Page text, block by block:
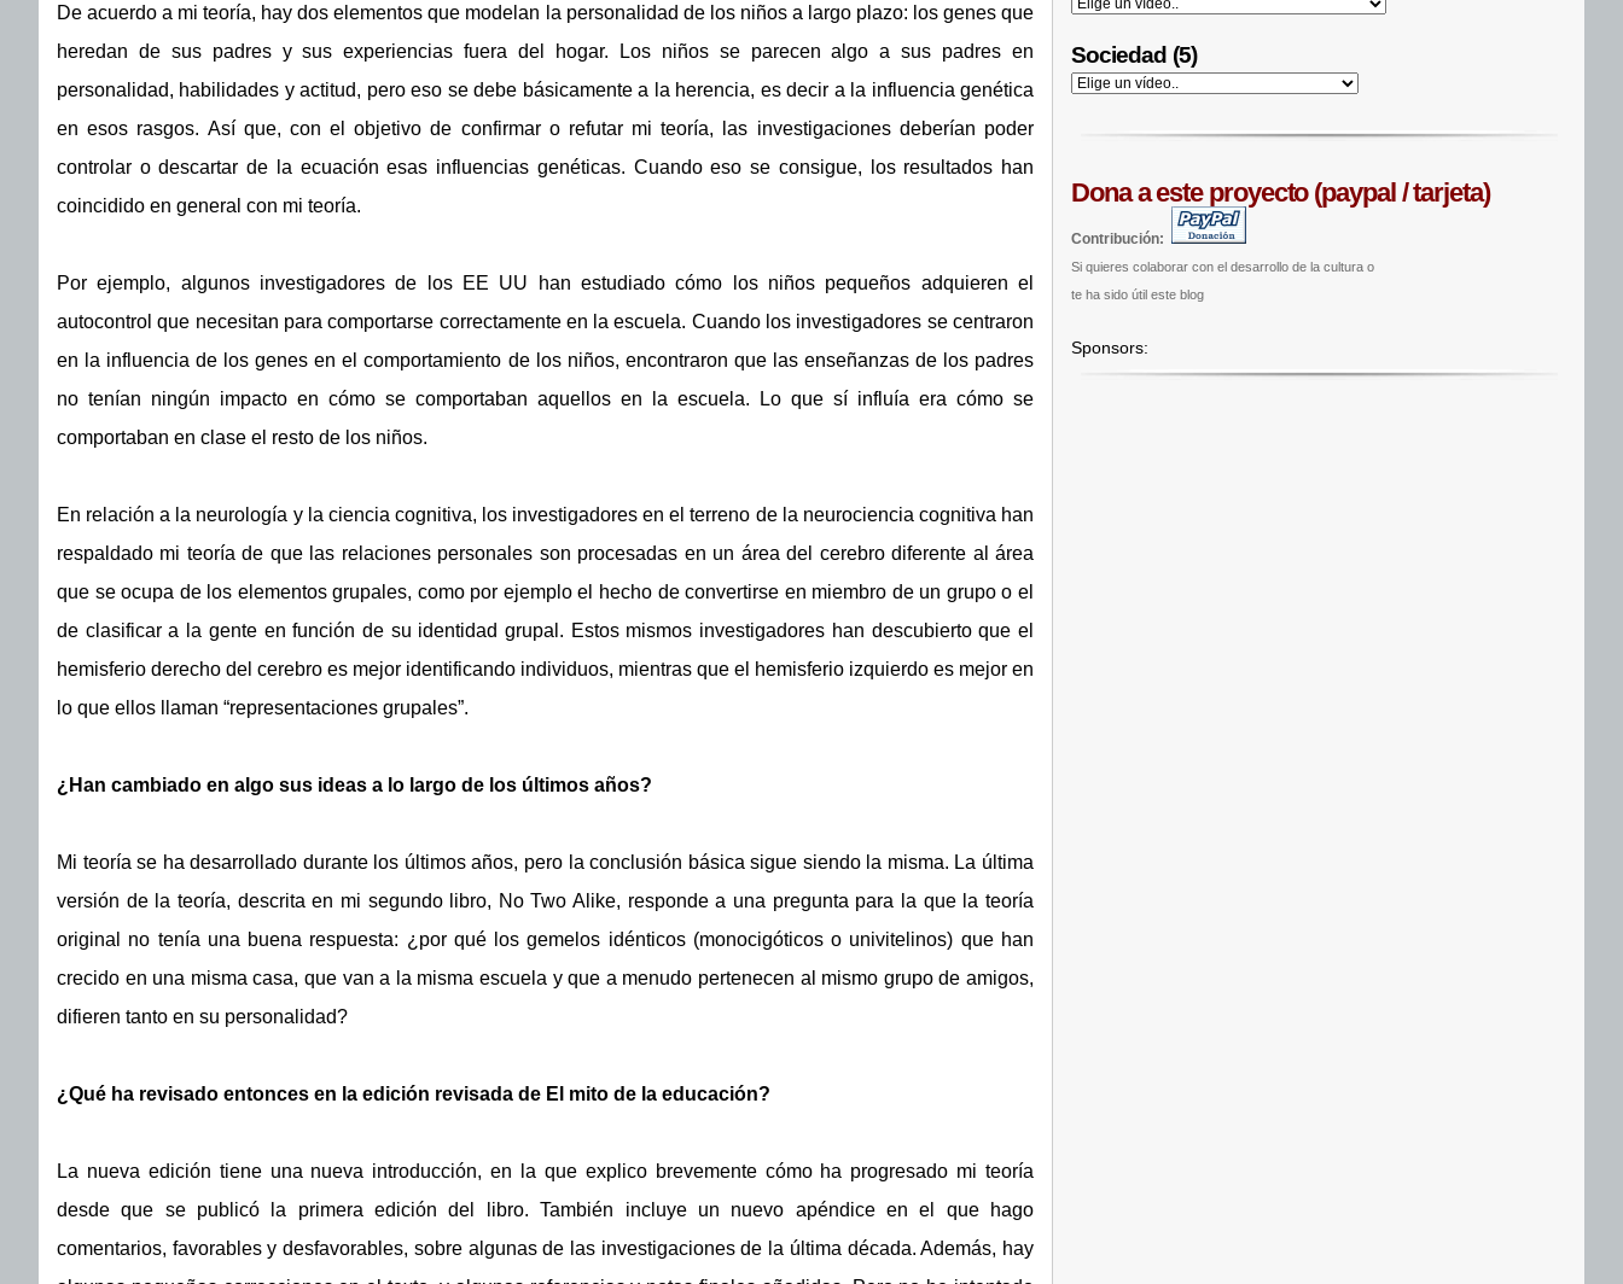
De acuerdo a mi teoría, hay dos elementos que modelan la personalidad de los niños a largo plazo: los genes que
heredan de sus padres y sus experiencias fuera del hogar. Los niños se parecen algo a sus padres en
personalidad, habilidades y actitud, pero eso se debe básicamente a la herencia, es decir a la influencia genética
en esos rasgos. Así que, con el objetivo de confirmar o refutar mi teoría, las investigaciones deberían poder
controlar o descartar de la ecuación esas influencias genéticas. Cuando eso se consigue, los resultados han
coincidido en general con mi teoría.
Por ejemplo, algunos investigadores de los EE UU han estudiado cómo los niños pequeños adquieren el
autocontrol que necesitan para comportarse correctamente en la escuela. Cuando los investigadores se centraron
en la influencia de los genes en el comportamiento de los niños, encontraron que las enseñanzas de los padres
no tenían ningún impacto en cómo se comportaban aquellos en la escuela. Lo que sí influía era cómo se
comportaban en clase el resto de los niños.
En relación a la neurología y la ciencia cognitiva, los investigadores en el terreno de la neurociencia cognitiva han
respaldado mi teoría de que las relaciones personales son procesadas en un área del cerebro diferente al área
que se ocupa de los elementos grupales, como por ejemplo el hecho de convertirse en miembro de un grupo o el
de clasificar a la gente en función de su identidad grupal. Estos mismos investigadores han descubierto que el
hemisferio derecho del cerebro es mejor identificando individuos, mientras que el hemisferio izquierdo es mejor en
lo que ellos llaman “representaciones grupales”.
¿Han cambiado en algo sus ideas a lo largo de los últimos años?
Mi teoría se ha desarrollado durante los últimos años, pero la conclusión básica sigue siendo la misma. La última
versión de la teoría, descrita en mi segundo libro, No Two Alike, responde a una pregunta para la que la teoría
original no tenía una buena respuesta: ¿por qué los gemelos idénticos (monocigóticos o univitelinos) que han
crecido en una misma casa, que van a la misma escuela y que a menudo pertenecen al mismo grupo de amigos,
difieren tanto en su personalidad?
¿Qué ha revisado entonces en la edición revisada de El mito de la educación?
La nueva edición tiene una nueva introducción, en la que explico brevemente cómo ha progresado mi teoría
desde que se publicó la primera edición del libro. También incluye un nuevo apéndice en el que hago
comentarios, favorables y desfavorables, sobre algunas de las investigaciones de la última década. Además, hay
Sociedad (5)
Dona a este proyecto (paypal / tarjeta)
Contribución:
Si quieres colaborar con el desarrollo de la cultura o
te ha sido útil este blog
Sponsors: